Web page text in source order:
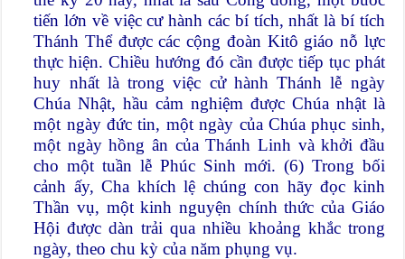
tiến lớn về việc cư hành các bí tích, nhất là bí tích
Thánh Thể được các cộng đoàn Kitô giáo nỗ lực
thực hiện. Chiều hướng đó cần được tiếp tục phát
huy nhất là trong việc cử hành Thánh lễ ngày
Chúa Nhật, hầu cảm nghiệm được Chúa nhật là
một ngày đức tin, một ngày của Chúa phục sinh,
một ngày hồng ân của Thánh Linh và khởi đầu
cho một tuần lễ Phúc Sinh mới. (6) Trong bối
cảnh ấy, Cha khích lệ chúng con hãy đọc kinh
Thần vụ, một kinh nguyện chính thức của Giáo
Hội được dàn trải qua nhiều khoảng khắc trong
ngày, theo chu kỳ của năm phụng vụ.